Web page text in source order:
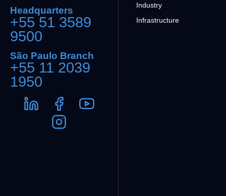
Headquarters
+55 51 3589
9500
São Paulo Branch
+55 11 2039
1950
Industry
Infrastructure